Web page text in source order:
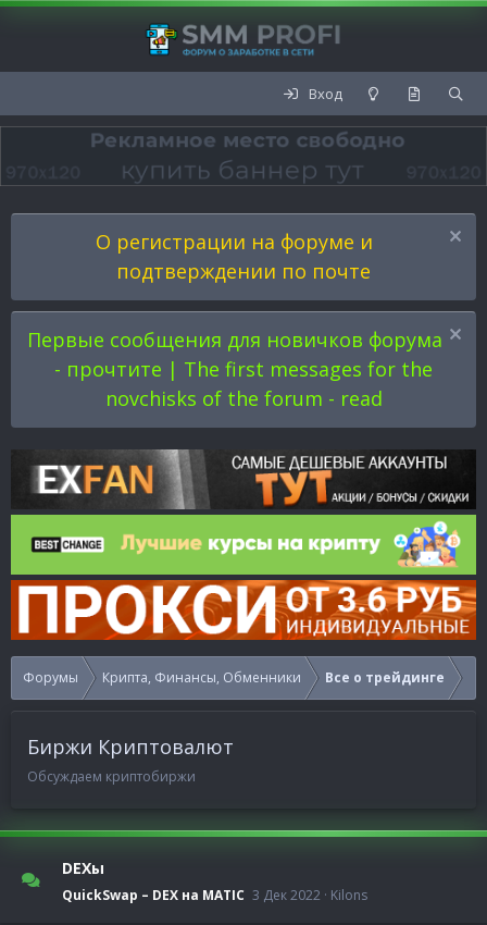
Вход
О регистрации на форуме и
подтверждении по почте
Первые сообщения для новичков форума
- прочтите | The first messages for the
novchisks of the forum - read
Форумы Крипта, Финансы, Обменники Все о трейдинге
Биржи Криптовалют
Обсуждаем криптобиржи
DEXы
QuickSwap – DEX на MATIC 3 Дек 2022 Kilons